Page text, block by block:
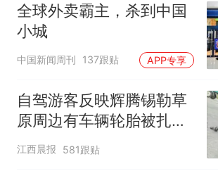
全球外卖霸主，杀到中国
小城
中国新闻周刊 137跟贴 APP专享
自驾游客反映辉腾锡勒草
原周边有车辆轮胎被扎，
修理店铺换胎价格高达千
元，官方发布情况通报
江西晨报 581跟贴